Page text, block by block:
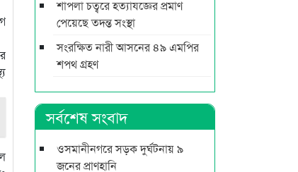
শাপলা চত্বরে হত্যাযজ্ঞের প্রমাণ
পেয়েছে তদন্ত সংস্থা
সংরক্ষিত নারী আসনের ৪৯ এমপির
শপথ গ্রহণ
সর্বশেষ সংবাদ
ওসমানীনগরে সড়ক দুর্ঘটনায় ৯
জনের প্রাণহানি